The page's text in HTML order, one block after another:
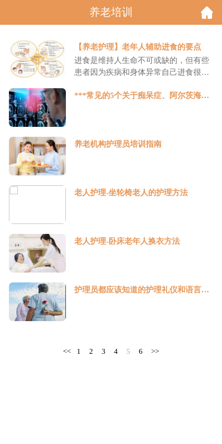
养老培训
【养老护理】老年人辅助进食的要点
进食是维持人生命不可或缺的，但有些
患者因为疾病和身体异常自己进食很困
想营养状态而进行的。进食辅助要在了
***常见的5个关于痴呆症、阿尔茨海默病和记忆丧失的误解
养老机构护理员培训指南
老人护理-坐轮椅老人的护理方法
老人护理-卧床老年人换衣方法
护理员都应该知道的护理礼仪和语言技巧！
<< 1 2 3 4 5 6 >>